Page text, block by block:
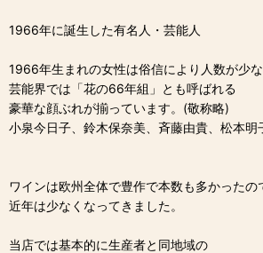
1966年に誕生した有名人・芸能人
1966年生まれの女性は俗信により人数が少な
芸能界では「花の66年組」とも呼ばれる
豪華な顔ぶれが揃っています。(敬称略)
小泉今日子、鈴木保奈美、斉藤由貴、松本
ワインは欧州全体で豊作で本数も多かったの
近年は少なくなってきました。
当店では基本的に生産者と同地域の